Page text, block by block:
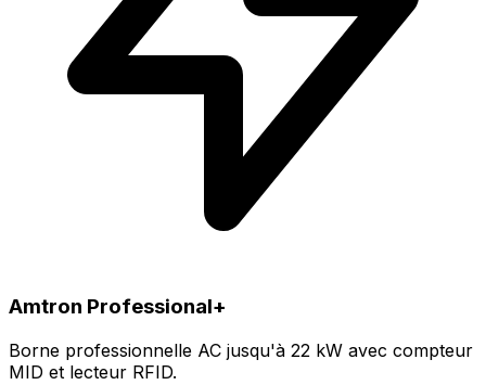
Amtron Professional+
Borne professionnelle AC jusqu'à 22 kW avec compteur
MID et lecteur RFID.